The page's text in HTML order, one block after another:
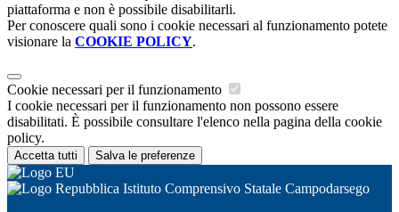
piattaforma e non è possibile disabilitarli.
Per conoscere quali sono i cookie necessari al funzionamento potete
visionare la COOKIE POLICY.
Cookie necessari per il funzionamento
I cookie necessari per il funzionamento non possono essere
disabilitati. È possibile consultare l'elenco nella pagina della cookie
policy.
Accetta tutti Salva le preferenze
Istituto Comprensivo Statale Campodarsego